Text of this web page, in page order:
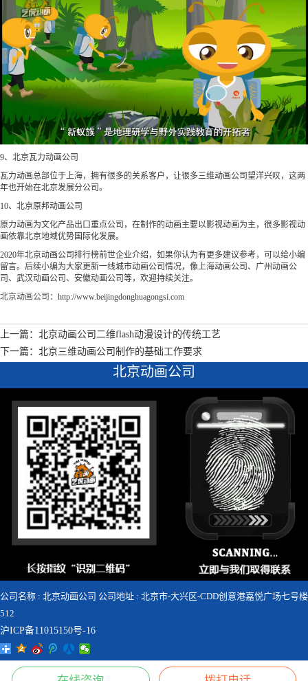
9、北京瓦力动画公司
瓦力动画总部位于上海，拥有很多的关系客户，让很多三维动画公司望洋兴叹，这两
年也开始在北京发展分公司。
10、北京原邦动画公司
原力动画为文化产品出口重点公司，在制作的动画主要以影视动画为主，很多影视动
画依靠北京地域优势国际化发展。
2020年北京动画公司排行榜前世企业介绍，如果你认为有更多建议参考，可以给小编
留言。后续小编为大家更新一线城市动画公司情况，像上海动画公司、广州动画公
司、武汉动画公司、安徽动画公司等，欢迎持续关注。
北京动画公司 ：http://www.beijingdonghuagongsi.com
上一篇：北京动画公司二维flash动漫设计的传统工艺
下一篇：北京三维动画公司制作的基础工作要求
北京动画公司
公司名称 : 北京动画公司 公司地址 : 北京市-大兴区-CDD创意港嘉悦广场七号楼
512
沪ICP备11015150号-16
  